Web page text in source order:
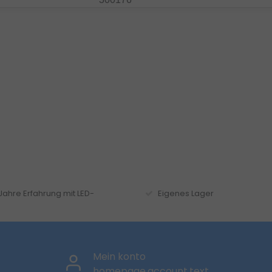
Erfahrung mit LED- Eigenes Lager
Mein konto